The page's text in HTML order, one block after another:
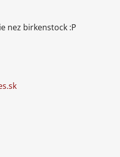
5 hviezdičiek.
nez birkenstock :P